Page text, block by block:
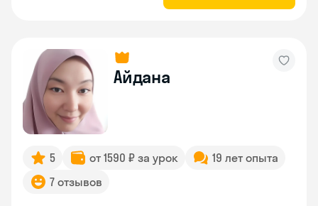
Айдана
5 от 1590 ₽ за урок
19 лет опыта
7 отзывов